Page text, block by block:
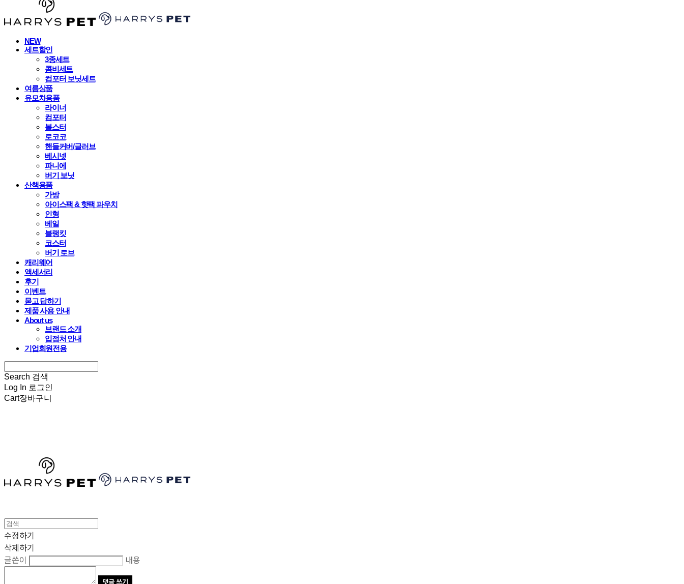
NEW
세트할인
3종세트
콤비세트
컴포터 보닛세트
여름상품
유모차용품
라이너
컴포터
볼스터
로코코
핸들커버/글러브
베시넷
파니에
버기 보닛
산책용품
가방
아이스팩 & 핫팩 파우치
인형
베일
블랭킷
코스터
버기 로브
캐리웨어
액세서리
후기
이벤트
묻고 답하기
제품 사용 안내
About us
브랜드 소개
입점처 안내
기업회원전용
Search 검색
Log In 로그인
Cart장바구니
수정하기
삭제하기
글쓴이
내용
댓글 쓰기